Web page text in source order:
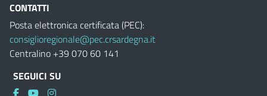
CONTATTI
Posta elettronica certificata (PEC):
consiglioregionale@pec.crsardegna.it
Centralino +39 070 60 141
SEGUICI SU